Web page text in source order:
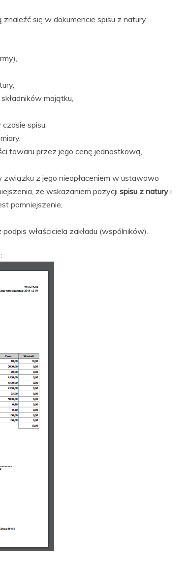
się w dokumencie spisu z natury
majątku,
spisu,
towaru przez jego cenę jednostkową,
z jego nieopłaceniem w ustawowo
ze wskazaniem pozycji spisu z natury i
pomniejszenie,
właściciela zakładu (wspólników).